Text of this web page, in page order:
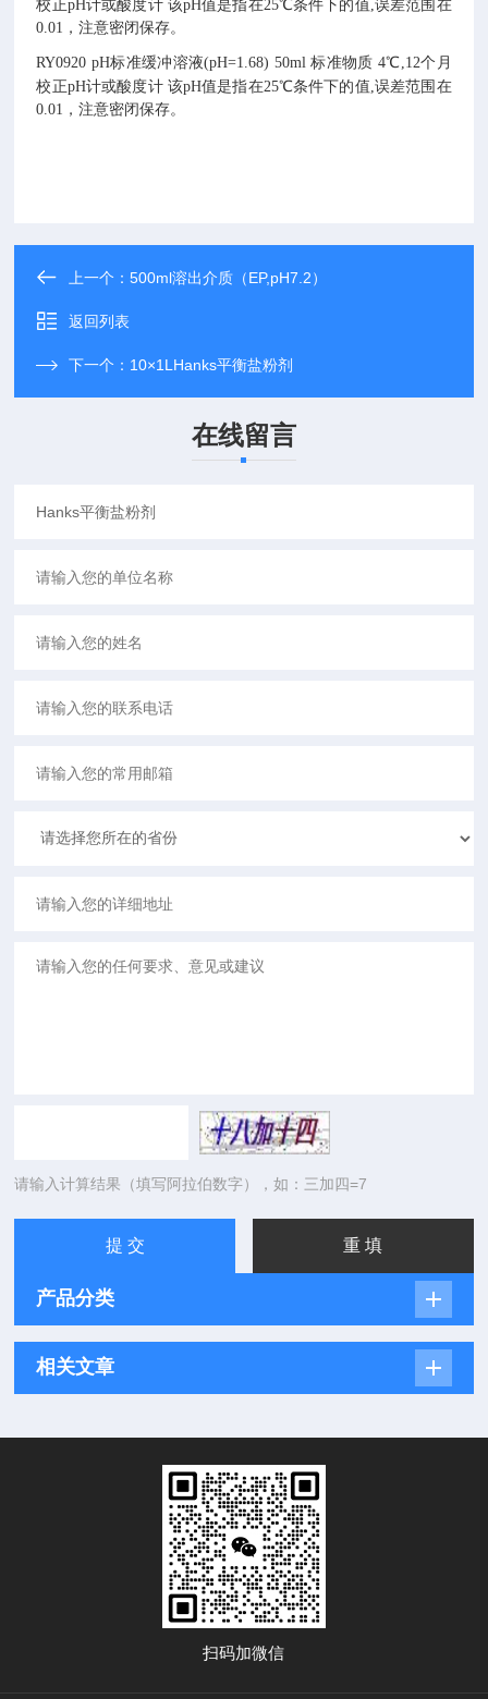
校正pH计或酸度计 该pH值是指在25℃条件下的值,误差范围在
0.01，注意密闭保存。
RY0920 pH标准缓冲溶液(pH=1.68) 50ml 标准物质 4℃,12个月
校正pH计或酸度计 该pH值是指在25℃条件下的值,误差范围在
0.01，注意密闭保存。
上一个：500ml溶出介质（EP,pH7.2）
返回列表
下一个： 10×1LHanks平衡盐粉剂
在线留言
请输入计算结果（填写阿拉伯数字），如：三加四=7
产品分类
相关文章
扫码加微信